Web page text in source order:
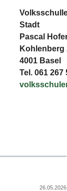
Stadt
Pascal
Kohlenberg
4001 Basel
Tel. 061 267
26.05.2026